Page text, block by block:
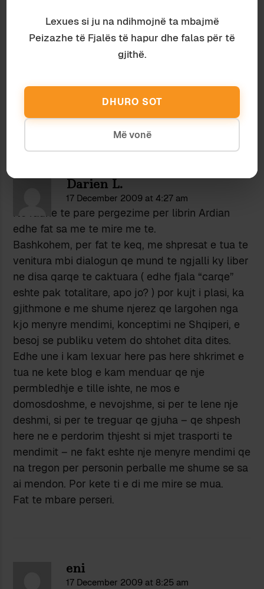
Pegezime te veçanta per librin . nje studim i cili
perpiqet te hedhe drite mbi nje nga aspektet me
te zymta te historise linguistiko- politike te
i parrahur nga studiuesit dhe intelektualet e
mirefillte por une mendoj se kjo perpjekje do te
çele shtigje te te tjera hulumtimi dhe studimi.
Darien L.
17 December 2009 at 4:27 am
Ne radhe te pare pergezime per librin Ardian
edhe fat sa me te mire me te.
Bashkohem, per fat te keq, me shpresat e tua te
venitura mbi dialogun qe mund te ngjalli ky liber
ne disa qarqe te caktuara ( edhe fjala “carqe”
eshte pak totalitare, apo jo? ) por kujt i plasi, ka
gjithmone e me shume njerez qe largohen nga
kjo menyre mendimi, konceptimi ne Shqiperi, e
besoj se publiku vetem do shtohet dita dites.
Edhe une i kam lexuar here pas here shkrimet e
tua ne kete blog e kam menduar qe nje
permbledhje e tille ishte, ne mos e
domosdoshme, e nevojshme, si per te lene nje
deshmi, si per te treguar qe gjuha – qe shpesh
here ne e perdorim thjesht si mjet trasporti te
mendimit – ne fakt eshte nje menyre mendimi qe
na tregon per personin perballe me shume se sa
ai mendon. Por kete ti e di me mire se mua.
Fat te mbare perseri.
eni
17 December 2009 at 8:25 am
Lexues si ju na ndihmojnë ta mbajmë
Peizazhe të Fjalës të hapur dhe falas për të
gjithë.
DHURO SOT
Më vonë